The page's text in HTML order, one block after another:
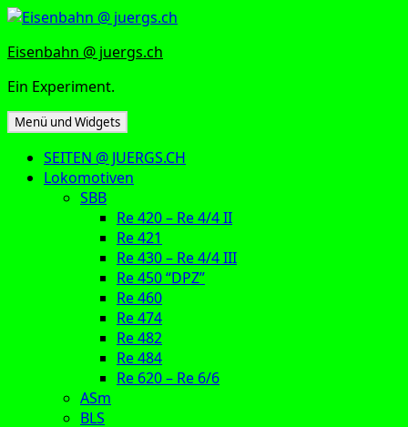
Zum
springen
Eisenbahn @ juergs.ch
Ein Experiment.
Menü und Widgets
SEITEN @ JUERGS.CH
Lokomotiven
SBB
Re 420 – Re 4/4 II
Re 421
Re 430 – Re 4/4 III
Re 450 “DPZ”
Re 460
Re 474
Re 482
Re 484
Re 620 – Re 6/6
ASm
BLS